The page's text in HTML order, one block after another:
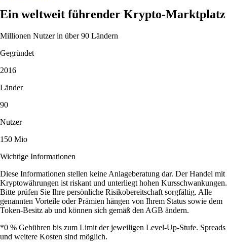
Ein weltweit führender Krypto-Marktplatz
Millionen Nutzer in über 90 Ländern
Gegründet
2016
Länder
90
Nutzer
150 Mio
Wichtige Informationen
Diese Informationen stellen keine Anlageberatung dar. Der Handel mit
Kryptowährungen ist riskant und unterliegt hohen Kursschwankungen.
Bitte prüfen Sie Ihre persönliche Risikobereitschaft sorgfältig. Alle
genannten Vorteile oder Prämien hängen von Ihrem Status sowie dem
Token-Besitz ab und können sich gemäß den AGB ändern.
*0 % Gebühren bis zum Limit der jeweiligen Level-Up-Stufe. Spreads
und weitere Kosten sind möglich.